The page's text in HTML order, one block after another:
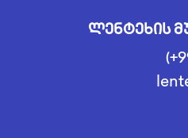
ლენტეხის